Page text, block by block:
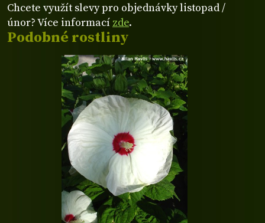
Podobné rostliny
Chcete využít slevy pro objednávky listopad /
únor? Více informací zde.